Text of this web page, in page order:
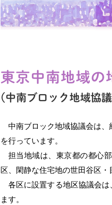
東京中南地域の
(中南ブロック地域協
中南ブロック地域協議会は
を行っています。
担当地域は、東京都の都心
区、閑静な住宅地の世田谷区・
各区に設置する地区協議会
ます。